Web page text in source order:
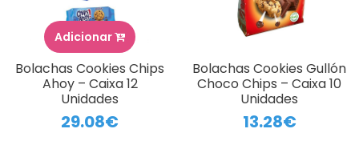
Adicionar
Bolachas Cookies Chips
Ahoy – Caixa 12
Unidades
29.08€
Bolachas Cookies Gullón
Choco Chips – Caixa 10
Unidades
13.28€